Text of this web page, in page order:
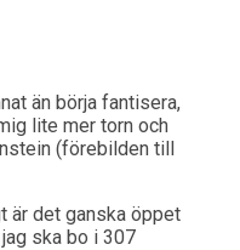
än börja fantisera,
lite mer torn och
(förebilden till
är det ganska öppet
ska bo i 307